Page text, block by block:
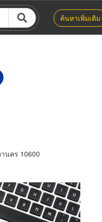
ค้นหาเพิ่มเติม
นคร 10600